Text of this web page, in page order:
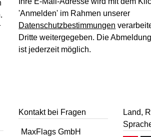
'Anmelden' im Rahmen unserer
Datenschutzbestimmungen
Dritte weitergegeben. Die
ist jederzeit möglich.
Kontakt bei Fragen
MaxFlags GmbH
Land,